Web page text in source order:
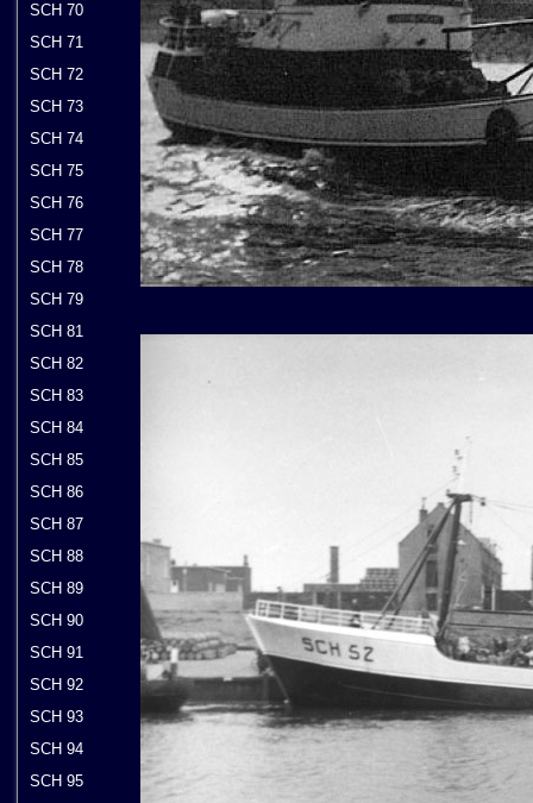
SCH 70
SCH 71
SCH 72
SCH 73
SCH 74
SCH 75
SCH 76
SCH 77
SCH 78
SCH 79
SCH 81
SCH 82
SCH 83
SCH 84
SCH 85
SCH 86
SCH 87
SCH 88
SCH 89
SCH 90
SCH 91
SCH 92
SCH 93
SCH 94
SCH 95